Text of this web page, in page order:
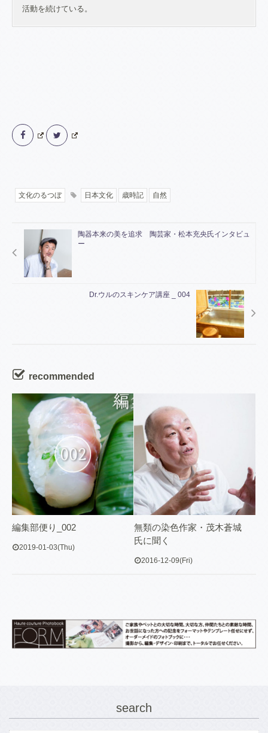
活動を続けている。
文化のるつぼ 日本文化 歳時記 自然
陶器本来の美を追求 陶芸家・松本充央氏インタビュ
ー
Dr.ウルのスキンケア講座 _ 004
recommended
編集部便り_002
2019-01-03(Thu)
無類の染色作家・茂木蒼城
氏に聞く
2016-12-09(Fri)
search